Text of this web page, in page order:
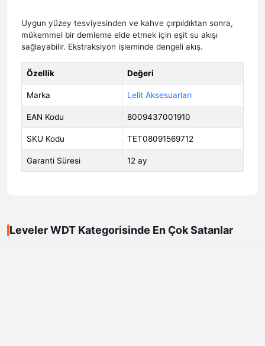
Uygun yüzey tesviyesinden ve kahve çırpıldıktan sonra,
mükemmel bir demleme elde etmek için eşit su akışı
sağlayabilir. Ekstraksiyon işleminde dengeli akış.
Özellik Değeri
Marka Lelit Aksesuarları
EAN Kodu 8009437001910
SKU Kodu TET08091569712
Garanti Süresi 12 ay
Leveler WDT Kategorisinde En Çok Satanlar